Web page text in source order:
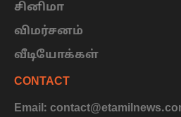
சினிமா
விமர்சனம்
வீடியோக்கள்
CONTACT
Email: